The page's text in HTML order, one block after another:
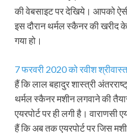
की वेबसाइट पर देखिये। आपको ऐसी
इस दौरान थर्मल स्कैनर की खरीद
गया हो।
7 फरवरी 2020 को रवीश
हैं कि लाल बहादुर शास्त्री
थर्मल स्कैनर मशीन लगवाने की
एयरपोर्ट पर ही लगी है। वाराणसी
हैं कि अब तक एयरपोर्ट पर जिस